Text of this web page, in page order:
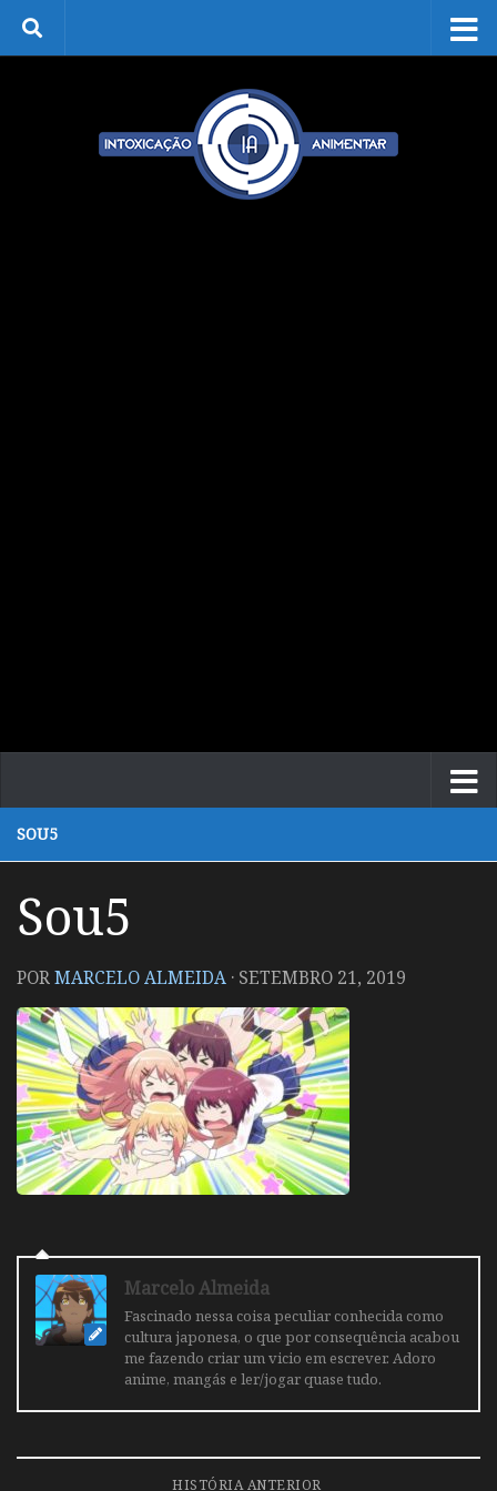
Skip to content
SOU5
Sou5
PORMARCELO ALMEIDA · SETEMBRO 21, 2019
Marcelo Almeida
Fascinado nessa coisa peculiar conhecida como
cultura japonesa, o que por consequência acabou
me fazendo criar um vicio em escrever. Adoro
anime, mangás e ler/jogar quase tudo.
HISTÓRIA ANTERIOR